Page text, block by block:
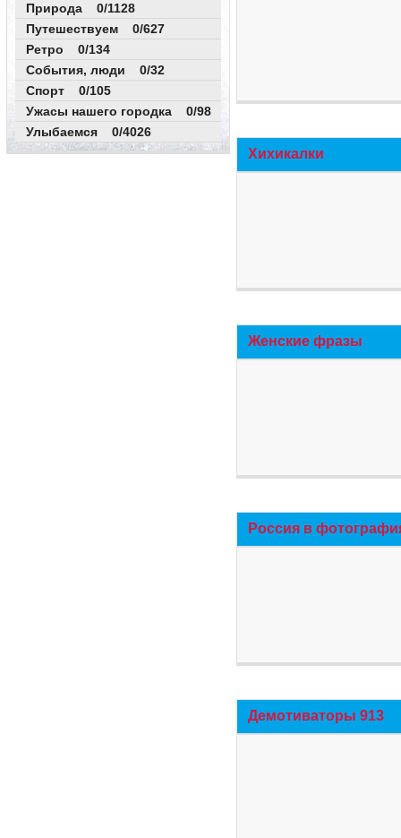
Природа 0/1128
Путешествуем 0/627
Ретро 0/134
События, люди 0/32
Спорт 0/105
Ужасы нашего городка 0/98
Улыбаемся 0/4026
Хихикалки
Женские фразы
Россия в
Демотиваторы 913